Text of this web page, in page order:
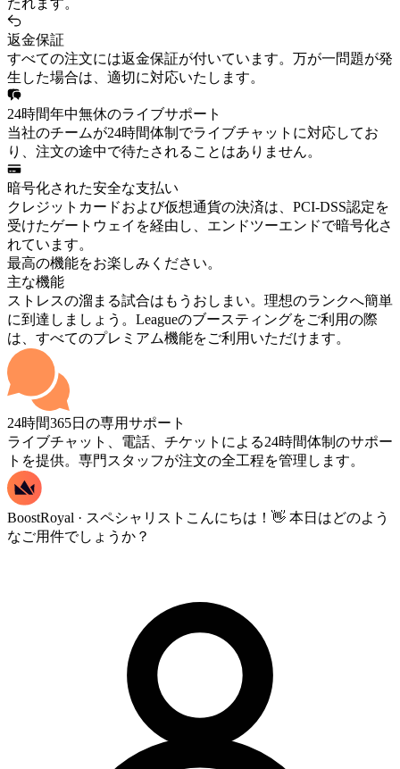
たれます。
返金保証
すべての注文には返金保証が付いています。万が一問題が発
生した場合は、適切に対応いたします。
24時間年中無休のライブサポート
当社のチームが24時間体制でライブチャットに対応してお
り、注文の途中で待たされることはありません。
暗号化された安全な支払い
クレジットカードおよび仮想通貨の決済は、PCI-DSS認定を
受けたゲートウェイを経由し、エンドツーエンドで暗号化さ
れています。
最高の機能をお楽しみください。
主な機能
ストレスの溜まる試合はもうおしまい。理想のランクへ簡単
に到達しましょう。Leagueのブースティングをご利用の際
は、すべてのプレミアム機能をご利用いただけます。
24時間365日の専用サポート
ライブチャット、電話、チケットによる24時間体制のサポー
トを提供。専門スタッフが注文の全工程を管理します。
BoostRoyal · スペシャリスト こんにちは！👋 本日はどのよう
なご用件でしょうか？